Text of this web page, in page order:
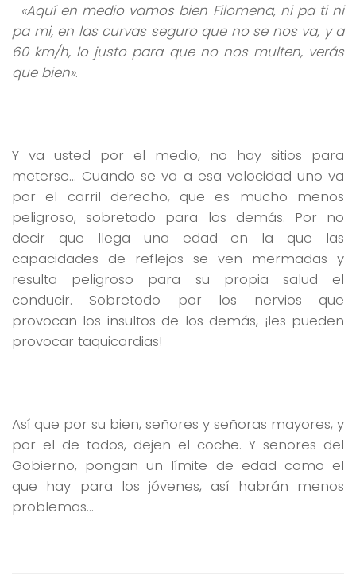
–«Aquí en medio vamos bien Filomena, ni pa ti ni
pa mi, en las curvas seguro que no se nos va, y a
60 km/h, lo justo para que no nos multen, verás
que bien».
Y va usted por el medio, no hay sitios para
meterse… Cuando se va a esa velocidad uno va
por el carril derecho, que es mucho menos
peligroso, sobretodo para los demás. Por no
decir que llega una edad en la que las
capacidades de reflejos se ven mermadas y
resulta peligroso para su propia salud el
conducir. Sobretodo por los nervios que
provocan los insultos de los demás, ¡les pueden
provocar taquicardias!
Así que por su bien, señores y señoras mayores, y
por el de todos, dejen el coche. Y señores del
Gobierno, pongan un límite de edad como el
que hay para los jóvenes, así habrán menos
problemas…